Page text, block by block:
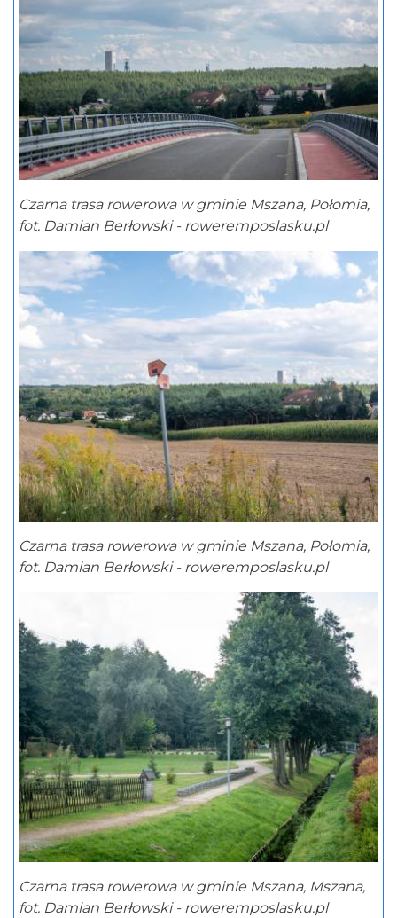
Czarna trasa rowerowa w gminie Mszana, Połomia,
fot. Damian Berłowski - roweremposlasku.pl
Czarna trasa rowerowa w gminie Mszana, Połomia,
fot. Damian Berłowski - roweremposlasku.pl
Czarna trasa rowerowa w gminie Mszana, Mszana,
fot. Damian Berłowski - roweremposlasku.pl